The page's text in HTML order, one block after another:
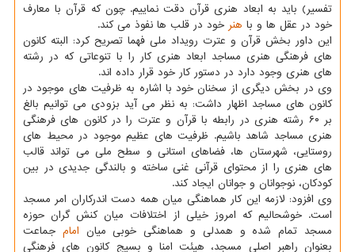
تفسیر) باید به ابعاد هنری قرآن دقت نماییم. چون كه قرآن با معارف
خود در عقل ها و با هنر خود در قلب ها نفوذ می كند.
این داور بخش قرآن و عترت رویداد ملی فهما تصریح كرد: البته كانون
های فرهنگی هنری مساجد ابعاد هنری كار را با تنوعاتی كه در رشته
های هنری وجود دارد در دستور كار خود قرار داده اند.
وی در بخش دیگری از سخنان خود با اشاره به ظرفیت های موجود در
كانون های مساجد اظهار داشت: به نظر می آید بزودی می توانیم بالغ
بر ۶۰ رشته هنری در رابطه با قرآن و عترت را در كانون های فرهنگی
هنری مساجد شاهد باشیم. ظرفیت های عظیم موجود در محیط های
روستایی، شهرستان ها، فضاهای استانی و سطح ملی می تواند قالب
های هنری را از محتوای قرآنی غنی ساخته و بالندگی جدیدی در بین
كودكان، نوجوانان و جوانان ایجاد كند.
وی افزود: لازمه این كار هماهنگی میان همه دست اندركاران امر مسجد
است. خوشحالیم كه امروز خیلی از اختلافات میان كنش گران حوزه
مسجد تمام شده و همدلی و هماهنگی خوبی میان امام جماعت
بعنوان راهبر اصلی مسجد، هیئت امنا و بسیج كانون های فرهنگی